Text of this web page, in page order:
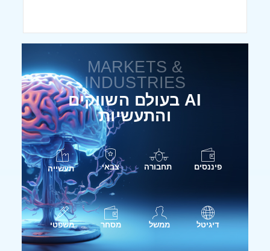
MARKETS &
INDUSTRIES
AI בעולם השווקים
והתעשיות
פיננסים תחבורה צבאי תעשייה
דיגיטל ממשל מסחר משפטי